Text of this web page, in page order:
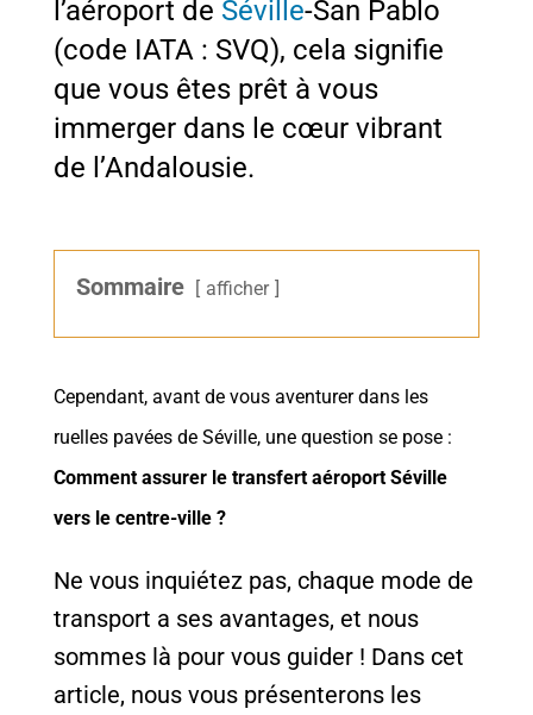
l’aéroport de Séville-San Pablo
(code IATA : SVQ), cela signifie
que vous êtes prêt à vous
immerger dans le cœur vibrant
de l’Andalousie.
Sommaire afficher
Cependant, avant de vous aventurer dans les
ruelles pavées de Séville, une question se pose :
Comment assurer le transfert aéroport Séville
vers le centre-ville ?
Ne vous inquiétez pas, chaque mode de
transport a ses avantages, et nous
sommes là pour vous guider ! Dans cet
article, nous vous présenterons les